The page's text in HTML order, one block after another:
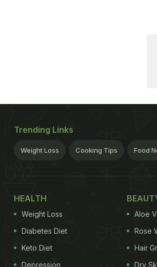
Trending Links
Weight Loss Cooking Tips Food
HEALTH
Weight Loss
Diabetes Diet
Keto Diet
Depression
Aloe
Rose
Hair
Dry